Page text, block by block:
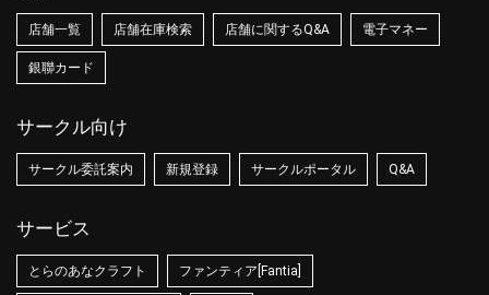
店舗一覧 店舗在庫検索 店舗に関するQ&A 電子マネー
銀聯カード
サークル向け
サークル委託案内 新規登録 サークルポータル Q&A
サービス
とらのあなクラフト ファンティア[Fantia]